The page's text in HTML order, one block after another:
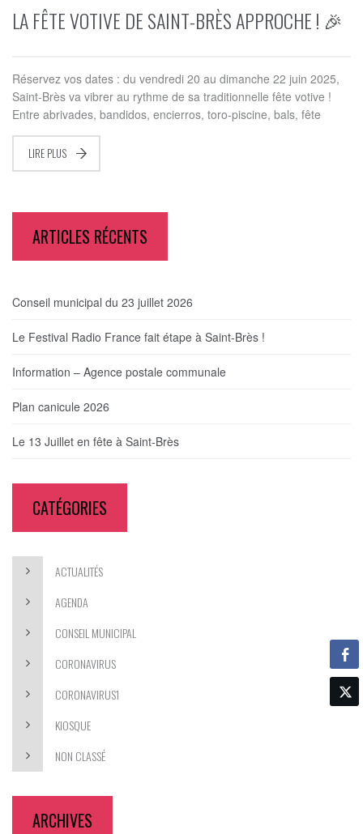
LA FÊTE VOTIVE DE SAINT-BRÈS APPROCHE ! 🎉
Réservez vos dates : du vendredi 20 au dimanche 22 juin 2025,
Saint-Brès va vibrer au rythme de sa traditionnelle fête votive !
Entre abrivades, bandidos, encierros, toro-piscine, bals, fête
LIRE PLUS
ARTICLES RÉCENTS
Conseil municipal du 23 juillet 2026
Le Festival Radio France fait étape à Saint-Brès !
Information – Agence postale communale
Plan canicule 2026
Le 13 Juillet en fête à Saint-Brès
CATÉGORIES
ACTUALITÉS
AGENDA
CONSEIL MUNICIPAL
CORONAVIRUS
CORONAVIRUS1
KIOSQUE
NON CLASSÉ
ARCHIVES